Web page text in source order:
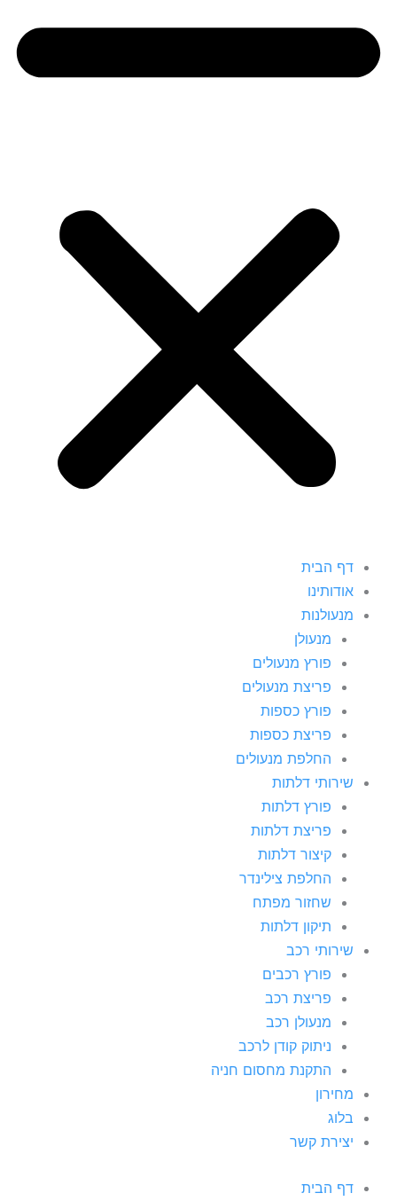
דף הבית
אודותינו
מנעולנות
מנעולן
פורץ מנעולים
פריצת מנעולים
פורץ כספות
פריצת כספות
החלפת מנעולים
שירותי דלתות
פורץ דלתות
פריצת דלתות
קיצור דלתות
החלפת צילינדר
שחזור מפתח
תיקון דלתות
שירותי רכב
פורץ רכבים
פריצת רכב
מנעולן רכב
ניתוק קודן לרכב
התקנת מחסום חניה
מחירון
בלוג
יצירת קשר
דף הבית